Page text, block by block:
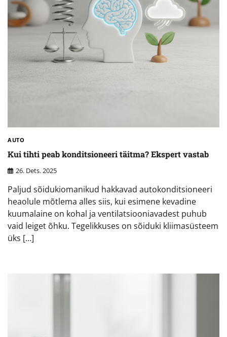
AUTO
Kui tihti peab konditsioneeri täitma? Ekspert vastab
26. Dets. 2025
Paljud sõidukiomanikud hakkavad autokonditsioneeri
heaolule mõtlema alles siis, kui esimene kevadine
kuumalaine on kohal ja ventilatsiooniavadest puhub
vaid leiget õhku. Tegelikkuses on sõiduki kliimasüsteem
üks […]